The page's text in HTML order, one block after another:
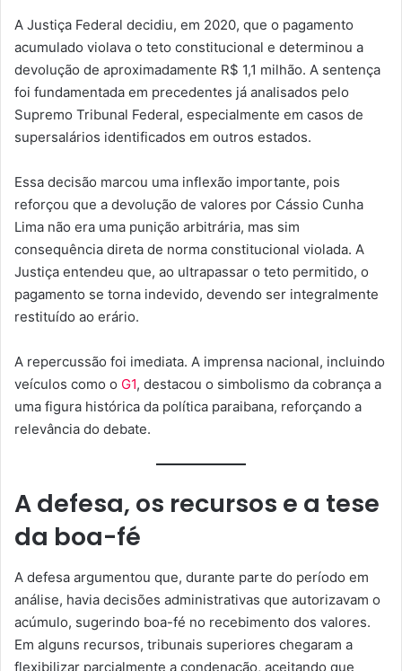
A Justiça Federal decidiu, em 2020, que o pagamento
acumulado violava o teto constitucional e determinou a
devolução de aproximadamente R$ 1,1 milhão. A sentença
foi fundamentada em precedentes já analisados pelo
Supremo Tribunal Federal, especialmente em casos de
supersalários identificados em outros estados.
Essa decisão marcou uma inflexão importante, pois
reforçou que a devolução de valores por Cássio Cunha
Lima não era uma punição arbitrária, mas sim
consequência direta de norma constitucional violada. A
Justiça entendeu que, ao ultrapassar o teto permitido, o
pagamento se torna indevido, devendo ser integralmente
restituído ao erário.
A repercussão foi imediata. A imprensa nacional, incluindo
veículos como o G1, destacou o simbolismo da cobrança a
uma figura histórica da política paraibana, reforçando a
relevância do debate.
A defesa, os recursos e a tese
da boa-fé
A defesa argumentou que, durante parte do período em
análise, havia decisões administrativas que autorizavam o
acúmulo, sugerindo boa-fé no recebimento dos valores.
Em alguns recursos, tribunais superiores chegaram a
flexibilizar parcialmente a condenação, aceitando que